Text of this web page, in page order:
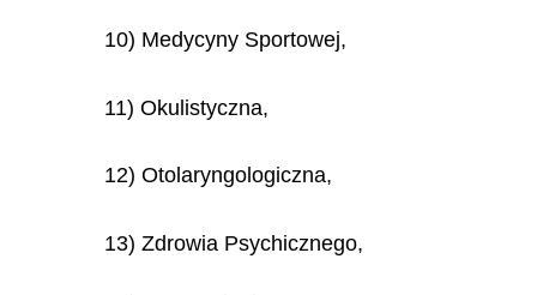
10) Medycyny Sportowej,
11) Okulistyczna,
12) Otolaryngologiczna,
13) Zdrowia Psychicznego,